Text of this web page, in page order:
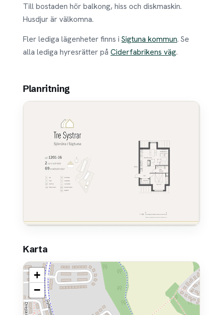
Till bostaden hör balkong, hiss och diskmaskin.
Husdjur är välkomna.
Fler lediga lägenheter finns i Sigtuna kommun. Se
alla lediga hyresrätter på Ciderfabrikens väg.
Planritning
Karta
+
−